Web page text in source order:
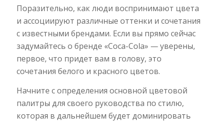
Поразительно, как люди воспринимают цвета
и ассоциируют различные оттенки и сочетания
с известными брендами. Если вы прямо сейчас
задумайтесь о бренде «Coca-Cola» — уверены,
первое, что придет вам в голову, это
сочетания белого и красного цветов.
Начните с определения основной цветовой
палитры для своего руководства по стилю,
которая в дальнейшем будет доминировать